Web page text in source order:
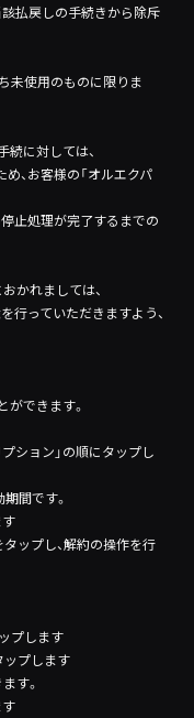
払戻しの手続きから除斥
未使用のものに限りま
に対しては、
、お客様の「オルエクパ
止処理が完了するまでの
かれましては、
行っていただきますよう、
ができます。
ション」の順にタップし
間です。
ップし、解約の操作を行
プします
ップします
す。